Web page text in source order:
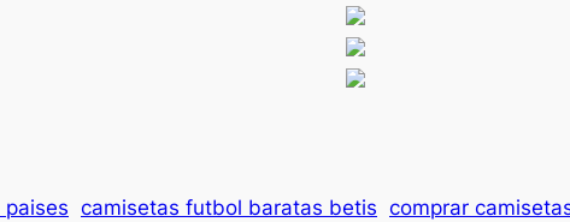
camisetas futbol baratas betis comprar